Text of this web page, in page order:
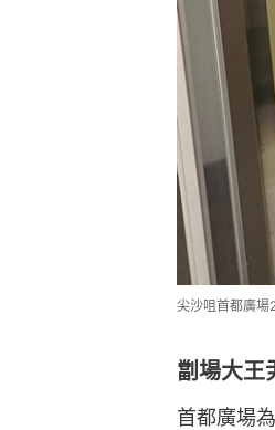
尖沙咀首都廣場
劏場大王
首都廣場